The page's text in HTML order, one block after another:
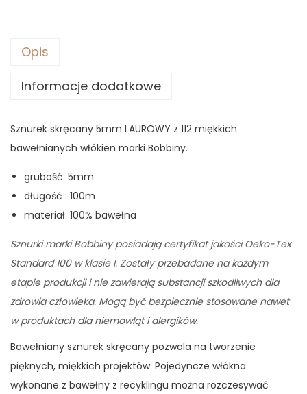
z
.
.
Opis
Informacje dodatkowe
Sznurek skręcany 5mm LAUROWY z 112 miękkich
bawełnianych włókien marki Bobbiny.
grubość: 5mm
długość : 100m
materiał: 100% bawełna
Sznurki marki Bobbiny posiadają certyfikat jakości Oeko-Tex
Standard 100 w klasie I. Zostały przebadane na każdym
etapie produkcji i nie zawierają substancji szkodliwych dla
zdrowia człowieka. Mogą być bezpiecznie stosowane nawet
w produktach dla niemowląt i alergików.
Bawełniany sznurek skręcany pozwala na tworzenie
pięknych, miękkich projektów. Pojedyncze włókna
wykonane z bawełny z recyklingu można rozczesywać